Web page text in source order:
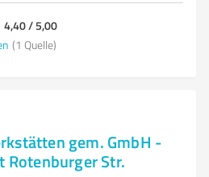
4,40 / 5,00
(1 Quelle)
gem. GmbH -
Rotenburger Str.